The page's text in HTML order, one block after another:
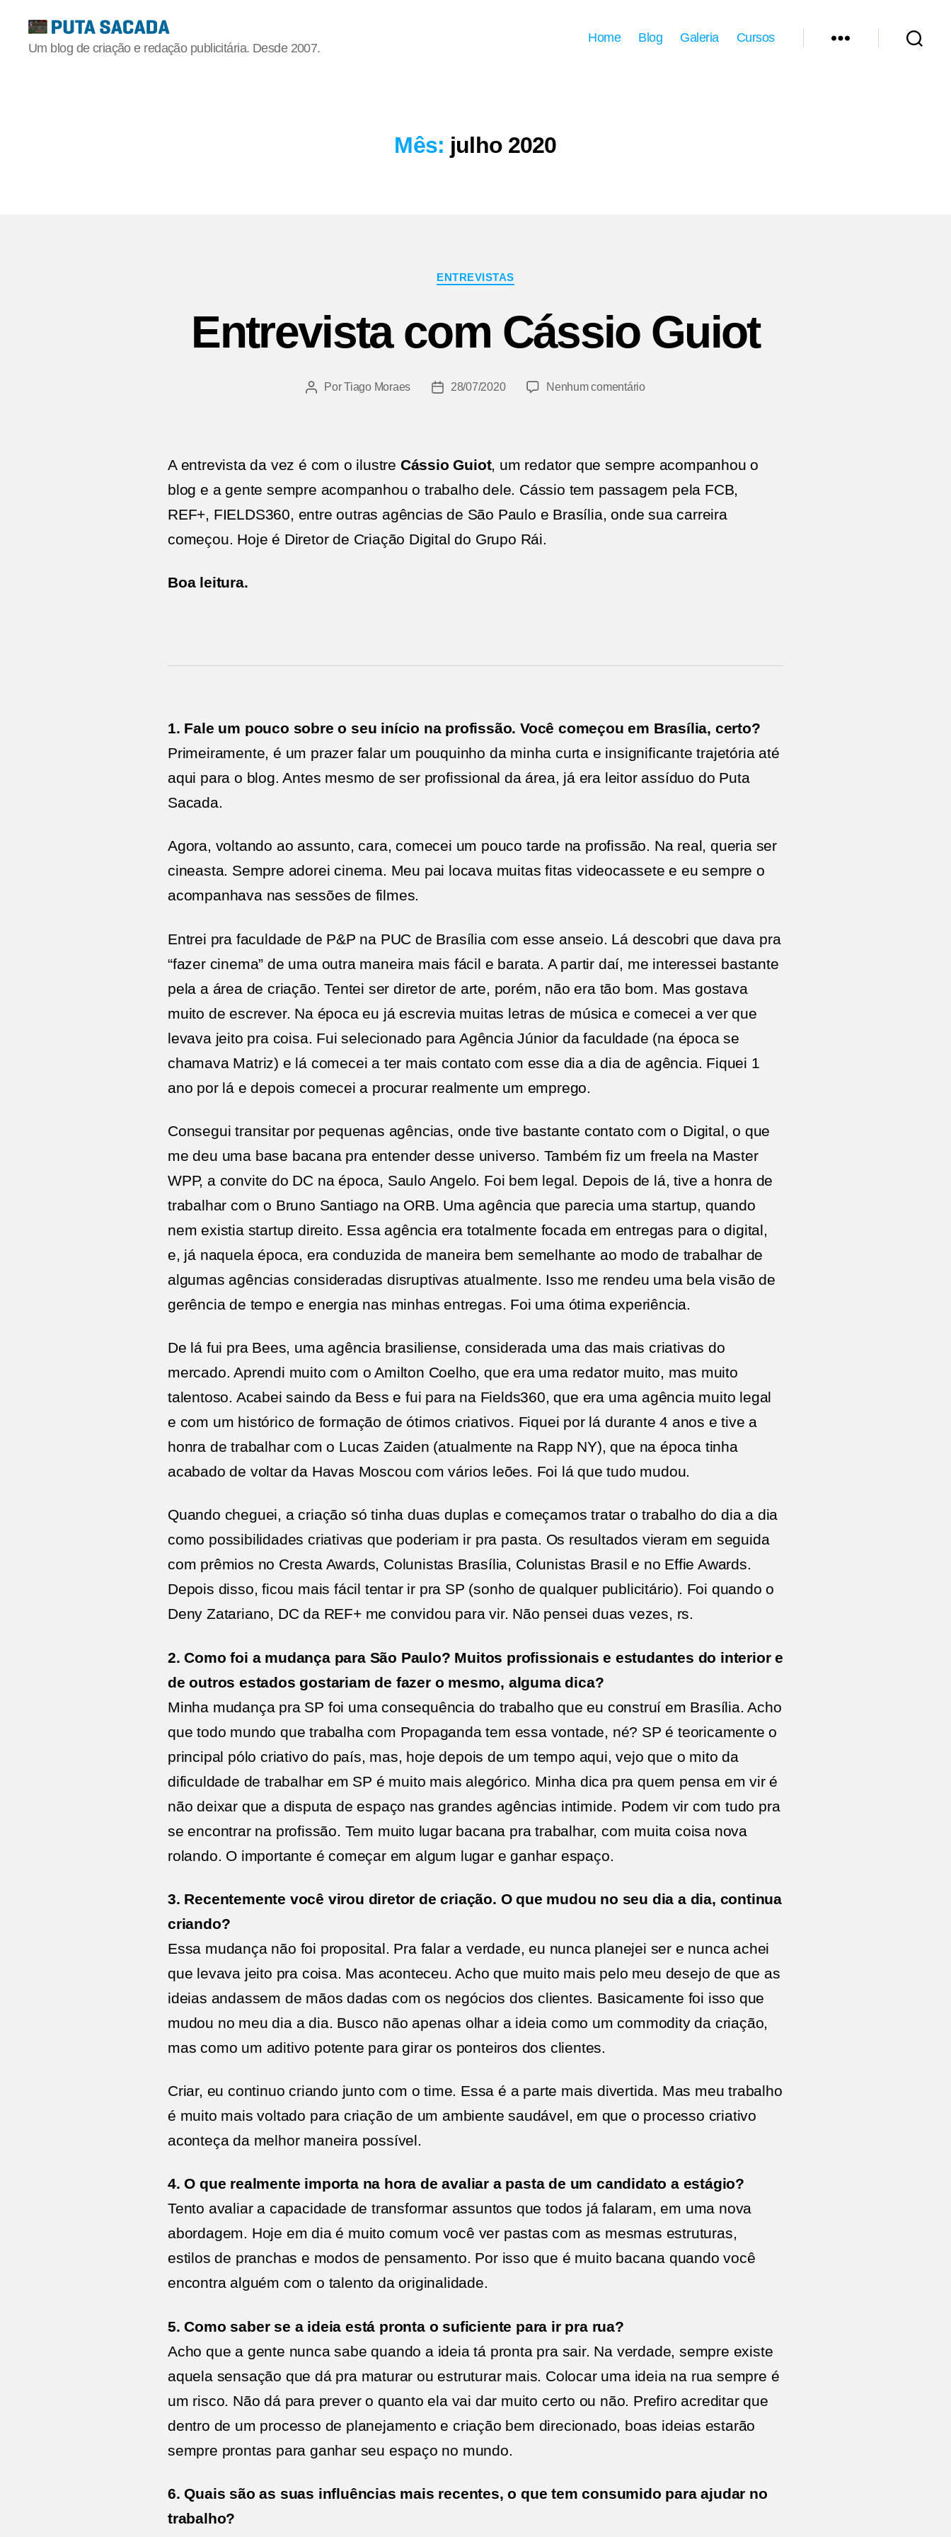
Putasacada
Um blog de criação e redação publicitária. Desde 2007.
Home Blog Galeria Cursos
Mês: julho 2020
Categorias
ENTREVISTAS
Entrevista com Cássio Guiot
Autor
PorTiago Moraes
Data28/07/2020 Nenhum comentárioem
A entrevista da vez é com o ilustre Cássio Guiot, um redator que sempre acompanhou o
blog e a gente sempre acompanhou o trabalho dele. Cássio tem passagem pela FCB,
REF+, FIELDS360, entre outras agências de São Paulo e Brasília, onde sua carreira
começou. Hoje é Diretor de Criação Digital do Grupo Rái.
Boa leitura.
1. Fale um pouco sobre o seu início na profissão. Você começou em Brasília, certo?
Primeiramente, é um prazer falar um pouquinho da minha curta e insignificante trajetória até
aqui para o blog. Antes mesmo de ser profissional da área, já era leitor assíduo do Puta
Sacada.
Agora, voltando ao assunto, cara, comecei um pouco tarde na profissão. Na real, queria ser
cineasta. Sempre adorei cinema. Meu pai locava muitas fitas videocassete e eu sempre o
acompanhava nas sessões de filmes.
Entrei pra faculdade de P&P na PUC de Brasília com esse anseio. Lá descobri que dava pra
“fazer cinema” de uma outra maneira mais fácil e barata. A partir daí, me interessei bastante
pela a área de criação. Tentei ser diretor de arte, porém, não era tão bom. Mas gostava
muito de escrever. Na época eu já escrevia muitas letras de música e comecei a ver que
levava jeito pra coisa. Fui selecionado para Agência Júnior da faculdade (na época se
chamava Matriz) e lá comecei a ter mais contato com esse dia a dia de agência. Fiquei 1
ano por lá e depois comecei a procurar realmente um emprego.
Consegui transitar por pequenas agências, onde tive bastante contato com o Digital, o que
me deu uma base bacana pra entender desse universo. Também fiz um freela na Master
WPP, a convite do DC na época, Saulo Angelo. Foi bem legal. Depois de lá, tive a honra de
trabalhar com o Bruno Santiago na ORB. Uma agência que parecia uma startup, quando
nem existia startup direito. Essa agência era totalmente focada em entregas para o digital,
e, já naquela época, era conduzida de maneira bem semelhante ao modo de trabalhar de
algumas agências consideradas disruptivas atualmente. Isso me rendeu uma bela visão de
gerência de tempo e energia nas minhas entregas. Foi uma ótima experiência.
De lá fui pra Bees, uma agência brasiliense, considerada uma das mais criativas do
mercado. Aprendi muito com o Amilton Coelho, que era uma redator muito, mas muito
talentoso. Acabei saindo da Bess e fui para na Fields360, que era uma agência muito legal
e com um histórico de formação de ótimos criativos. Fiquei por lá durante 4 anos e tive a
honra de trabalhar com o Lucas Zaiden (atualmente na Rapp NY), que na época tinha
acabado de voltar da Havas Moscou com vários leões. Foi lá que tudo mudou.
Quando cheguei, a criação só tinha duas duplas e começamos tratar o trabalho do dia a dia
como possibilidades criativas que poderiam ir pra pasta. Os resultados vieram em seguida
com prêmios no Cresta Awards, Colunistas Brasília, Colunistas Brasil e no Effie Awards.
Depois disso, ficou mais fácil tentar ir pra SP (sonho de qualquer publicitário). Foi quando o
Deny Zatariano, DC da REF+ me convidou para vir. Não pensei duas vezes, rs.
2. Como foi a mudança para São Paulo? Muitos profissionais e estudantes do interior e
de outros estados gostariam de fazer o mesmo, alguma dica?
Minha mudança pra SP foi uma consequência do trabalho que eu construí em Brasília. Acho
que todo mundo que trabalha com Propaganda tem essa vontade, né? SP é teoricamente o
principal pólo criativo do país, mas, hoje depois de um tempo aqui, vejo que o mito da
dificuldade de trabalhar em SP é muito mais alegórico. Minha dica pra quem pensa em vir é
não deixar que a disputa de espaço nas grandes agências intimide. Podem vir com tudo pra
se encontrar na profissão. Tem muito lugar bacana pra trabalhar, com muita coisa nova
rolando. O importante é começar em algum lugar e ganhar espaço.
3. Recentemente você virou diretor de criação. O que mudou no seu dia a dia, continua
criando?
Essa mudança não foi proposital. Pra falar a verdade, eu nunca planejei ser e nunca achei
que levava jeito pra coisa. Mas aconteceu. Acho que muito mais pelo meu desejo de que as
ideias andassem de mãos dadas com os negócios dos clientes. Basicamente foi isso que
mudou no meu dia a dia. Busco não apenas olhar a ideia como um commodity da criação,
mas como um aditivo potente para girar os ponteiros dos clientes.
Criar, eu continuo criando junto com o time. Essa é a parte mais divertida. Mas meu trabalho
é muito mais voltado para criação de um ambiente saudável, em que o processo criativo
aconteça da melhor maneira possível.
4. O que realmente importa na hora de avaliar a pasta de um candidato a estágio?
Tento avaliar a capacidade de transformar assuntos que todos já falaram, em uma nova
abordagem. Hoje em dia é muito comum você ver pastas com as mesmas estruturas,
estilos de pranchas e modos de pensamento. Por isso que é muito bacana quando você
encontra alguém com o talento da originalidade.
5. Como saber se a ideia está pronta o suficiente para ir pra rua?
Acho que a gente nunca sabe quando a ideia tá pronta pra sair. Na verdade, sempre existe
aquela sensação que dá pra maturar ou estruturar mais. Colocar uma ideia na rua sempre é
um risco. Não dá para prever o quanto ela vai dar muito certo ou não. Prefiro acreditar que
dentro de um processo de planejamento e criação bem direcionado, boas ideias estarão
sempre prontas para ganhar seu espaço no mundo.
6. Quais são as suas influências mais recentes, o que tem consumido para ajudar no
trabalho?